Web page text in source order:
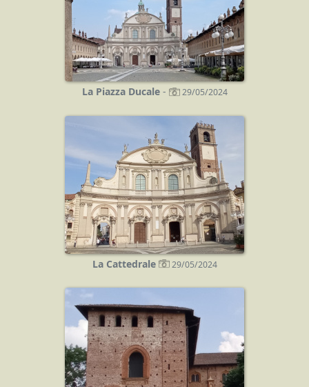
La Piazza Ducale- 29/05/2024
La Cattedrale 29/05/2024